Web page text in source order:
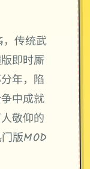
，传统武
即时厮
年，陷
中成就
敬仰的
版MOD